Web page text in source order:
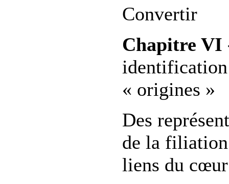
Convertir
Chapitre VI
« origines »
Des
de la
liens du cœur